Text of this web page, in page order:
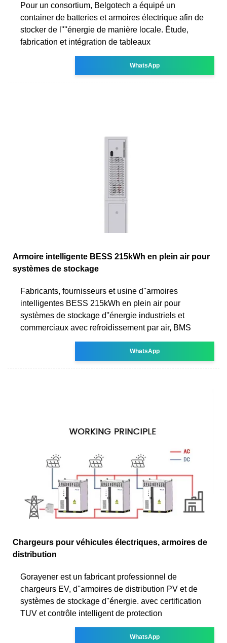
Pour un consortium, Belgotech a équipé un
container de batteries et armoires électrique afin de
stocker de l''''énergie de manière locale. Étude,
fabrication et intégration de tableaux
WhatsApp
Armoire intelligente BESS 215kWh en plein air pour
systèmes de stockage
Fabricants, fournisseurs et usine d''armoires
intelligentes BESS 215kWh en plein air pour
systèmes de stockage d''énergie industriels et
commerciaux avec refroidissement par air, BMS
WhatsApp
Chargeurs pour véhicules électriques, armoires de
distribution
Gorayener est un fabricant professionnel de
chargeurs EV, d''armoires de distribution PV et de
systèmes de stockage d''énergie. avec certification
TUV et contrôle intelligent de protection
WhatsApp